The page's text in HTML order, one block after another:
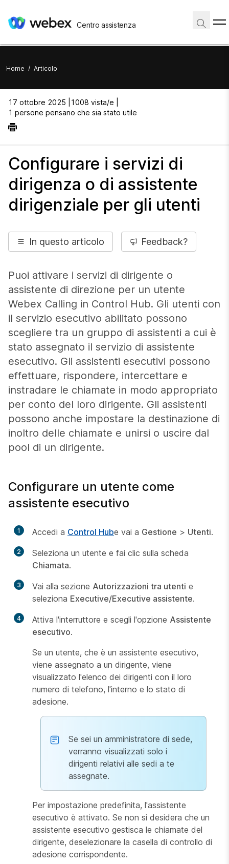
Centro assistenza
Home / Articolo
17 ottobre 2025 |
1008 vista/e |
1 persone pensano che sia stato utile
Configurare i servizi di
dirigenza o di assistente
dirigenziale per gli utenti
In questo articolo Feedback?
Puoi attivare i servizi di dirigente o
assistente di direzione per un utente
Webex Calling in Control Hub. Gli utenti con
il servizio esecutivo abilitato possono
scegliere tra un gruppo di assistenti a cui è
stato assegnato il servizio di assistente
esecutivo. Gli assistenti esecutivi possono
effettuare, rispondere, intercettare e
instradare le chiamate in modo appropriato
per conto del loro dirigente. Gli assistenti
possono anche impostare la destinazione di
inoltro delle chiamate e unirsi o uscire dal
pool di un dirigente.
Configurare un utente come
assistente esecutivo
1 Accedi a Control Hube vai a Gestione > Utenti.
2
Seleziona un utente e fai clic sulla scheda
Chiamata.
3 Vai alla sezione Autorizzazioni tra utenti e
seleziona Executive/Executive assistente.
4 Attiva l'interruttore e scegli l'opzione Assistente
esecutivo.
Se un utente, che è un assistente esecutivo,
viene assegnato a un dirigente, viene
visualizzato l'elenco dei dirigenti con il loro
numero di telefono, l'interno e lo stato di
adesione.
Se sei un amministratore di sede,
verranno visualizzati solo i
dirigenti relativi alle sedi a te
assegnate.
Per impostazione predefinita, l'assistente
esecutivo è attivato. Se non si desidera che un
assistente esecutivo gestisca le chiamate del
dirigente, deselezionare la casella di controllo di
adesione corrispondente.